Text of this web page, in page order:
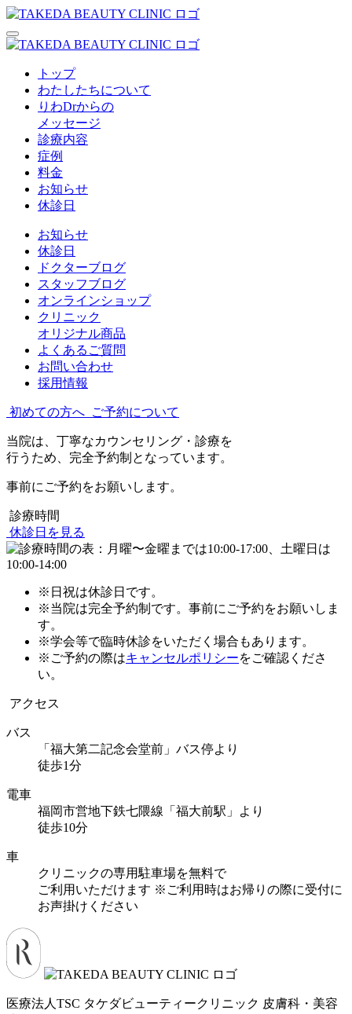
トップ
わたしたちについて
りわDrからの
メッセージ
診療内容
症例
料金
お知らせ
休診日
お知らせ
休診日
ドクターブログ
スタッフブログ
オンラインショップ
クリニック
オリジナル商品
よくあるご質問
お問い合わせ
採用情報
初めての方へ ご予約について
当院は、丁寧なカウンセリング・診療を
行うため、完全予約制となっています。
事前にご予約をお願いします。
診療時間
休診日を見る
※日祝は休診日です。
※当院は完全予約制です。事前にご予約をお願いしま
す。
※学会等で臨時休診をいただく場合もあります。
※ご予約の際はキャンセルポリシーをご確認くださ
い。
アクセス
バス
「福大第二記念会堂前」バス停より
徒歩1分
電車
福岡市営地下鉄七隈線「福大前駅」より
徒歩10分
車
クリニックの専用駐車場を無料で
ご利用いただけます ※ご利用時はお帰りの際に受付に
お声掛けください
医療法人TSC タケダビューティークリニック 皮膚科・美容